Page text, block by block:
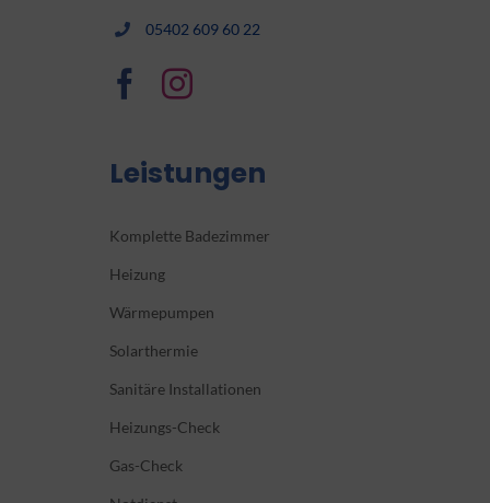
05402 609 60 22
Leistungen
Komplette Badezimmer
Heizung
Wärmepumpen
Solarthermie
Sanitäre Installationen
Heizungs-Check
Gas-Check